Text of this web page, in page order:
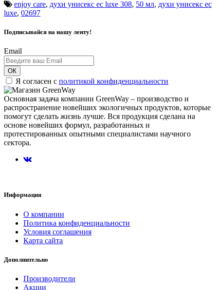
enjoy care, духи унисекс ec luxe 308, 50 мл, духи унисекс ec
luxe, 02697
Подписывайся на нашу ленту!
Email
ОК
Я согласен с политикой конфиденциальности
Основная задача компании GreenWay – производство и
распространение новейших экологичных продуктов, которые
помогут сделать жизнь лучше. Вся продукция сделана на
основе новейших формул, разработанных и
протестированных опытными специалистами научного
сектора.
Информация
О компании
Политика конфиденциальности
Условия соглашения
Карта сайта
Дополнительно
Производители
Акции